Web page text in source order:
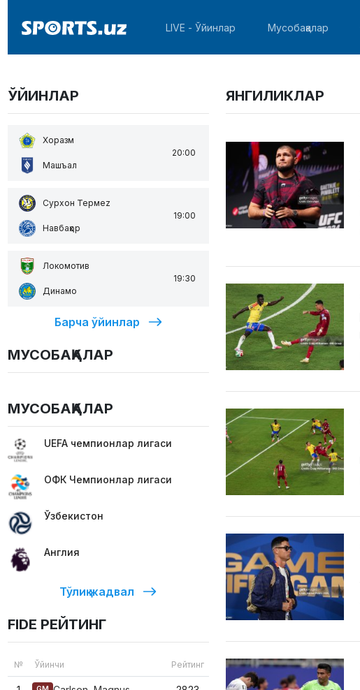
LIVE - Ўйинлар Мусобақалар
ЎЙИНЛАР
Хоразм
Машъал
20:00
Сурхон Термеz
Навбаҳор
19:00
Локомотив
Динамо
19:30
Барча ўйинлар
МУСОБАҚАЛАР
МУСОБАҚАЛАР
UEFA чемпионлар лигаси
ОФК Чемпионлар лигаси
Ўзбекистон
Англия
Тўлиқ жадвал
FIDE РЕЙТИНГ
№ Ўйинчи Рейтинг
ЯНГИЛИКЛАР